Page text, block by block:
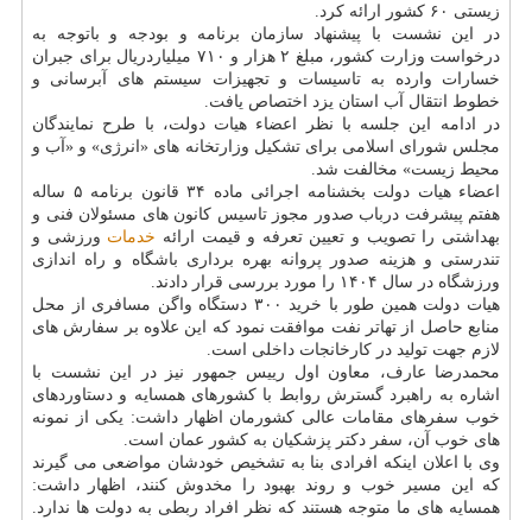
زیستی ۶۰ کشور ارائه کرد.
در این نشست با پیشنهاد سازمان برنامه و بودجه و باتوجه به
درخواست وزارت کشور، مبلغ ۲ هزار و ۷۱۰ میلیاردریال برای جبران
خسارات وارده به تاسیسات و تجهیزات سیستم های آبرسانی و
خطوط انتقال آب استان یزد اختصاص یافت.
در ادامه این جلسه با نظر اعضاء هیات دولت، با طرح نمایندگان
مجلس شورای اسلامی برای تشکیل وزارتخانه های «انرژی» و «آب و
محیط زیست» مخالفت شد.
اعضاء هیات دولت بخشنامه اجرائی ماده ۳۴ قانون برنامه ۵ ساله
هفتم پیشرفت درباب صدور مجوز تاسیس کانون های مسئولان فنی و
بهداشتی را تصویب و تعیین تعرفه و قیمت ارائه خدمات ورزشی و
تندرستی و هزینه صدور پروانه بهره برداری باشگاه و راه اندازی
ورزشگاه در سال ۱۴۰۴ را مورد بررسی قرار دادند.
هیات دولت همین طور با خرید ۳۰۰ دستگاه واگن مسافری از محل
منابع حاصل از تهاتر نفت موافقت نمود که این علاوه بر سفارش های
لازم جهت تولید در کارخانجات داخلی است.
محمدرضا عارف، معاون اول رییس جمهور نیز در این نشست با
اشاره به راهبرد گسترش روابط با کشورهای همسایه و دستاوردهای
خوب سفرهای مقامات عالی کشورمان اظهار داشت: یکی از نمونه
های خوب آن، سفر دکتر پزشکیان به کشور عمان است.
وی با اعلان اینکه افرادی بنا به تشخیص خودشان مواضعی می گیرند
که این مسیر خوب و روند بهبود را مخدوش کنند، اظهار داشت:
همسایه های ما متوجه هستند که نظر افراد ربطی به دولت ها ندارد.